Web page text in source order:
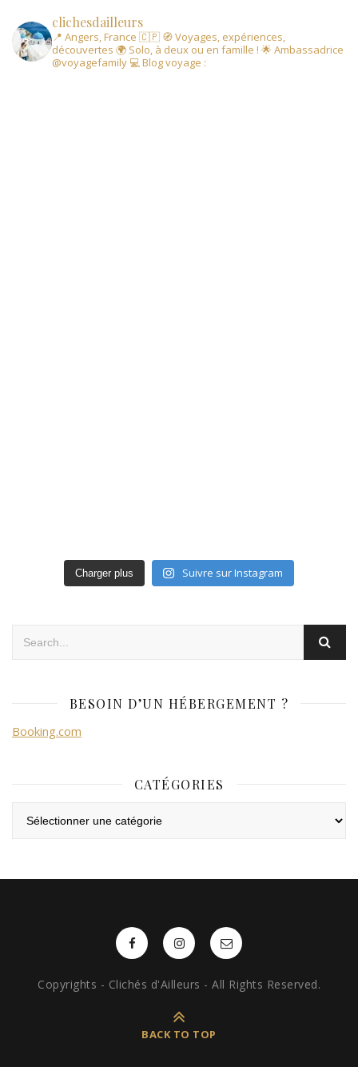
clichesdailleurs
📍 Angers, France 🇨🇵 🧭 Voyages, expériences,
découvertes 🌍 Solo, à deux ou en famille ! 🌟 Ambassadrice
@voyagefamily 💻 Blog voyage :
Charger plus Suivre sur Instagram
BESOIN D’UN HÉBERGEMENT ?
Booking.com
CATÉGORIES
Copyrights - Clichés d'Ailleurs - All Rights Reserved.
BACK TO TOP